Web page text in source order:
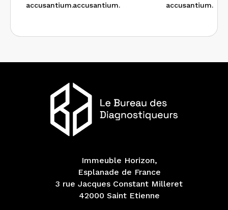
accusantium.accusantium.
accusantium.
Immeuble Horizon,
Esplanade de France
3 rue Jacques Constant Milleret
42000 Saint Etienne